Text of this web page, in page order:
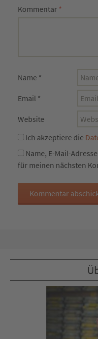
Kommentar *
Name *
Email *
Website
Ich akzeptiere die
Name, E-Mail-
für meinen nächsten